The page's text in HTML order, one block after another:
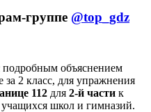
группе @top_gdz
подробным объяснением
за 2 класс, для упражнения
112 для 2-й части к
учащихся школ и гимназий.